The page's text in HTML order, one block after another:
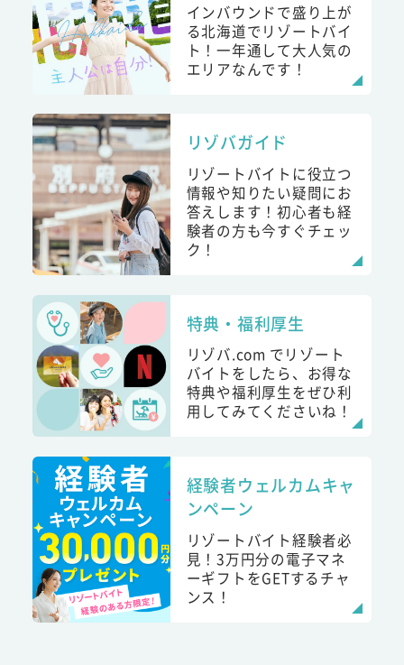
インバウンドで盛り上が
る北海道でリゾートバイ
ト！一年通して大人気の
エリアなんです！
リゾバガイド
リゾートバイトに役立つ
情報や知りたい疑問にお
答えします！初心者も経
験者の方も今すぐチェッ
ク！
特典・福利厚生
リゾバ.com でリゾート
バイトをしたら、お得な
特典や福利厚生をぜひ利
用してみてくださいね！
経験者ウェルカムキャ
ンペーン
リゾートバイト経験者必
見！3万円分の電子マネ
ーギフトをGETするチャ
ンス！